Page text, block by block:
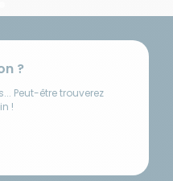
?
Peut-être trouverez
!